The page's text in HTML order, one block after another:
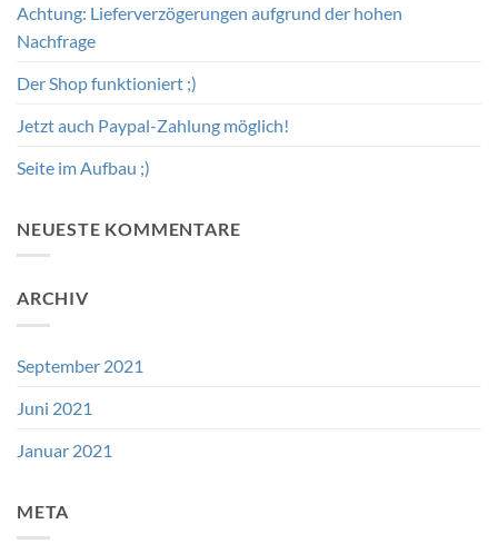
Achtung: Lieferverzögerungen aufgrund der hohen
Nachfrage
Der Shop funktioniert ;)
Jetzt auch Paypal-Zahlung möglich!
Seite im Aufbau ;)
NEUESTE KOMMENTARE
ARCHIV
September 2021
Juni 2021
Januar 2021
META